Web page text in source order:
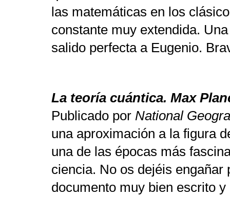
las matemáticas en los
constante muy extendida.
salido perfecta a Eugenio.
La teoría cuántica. Max
Publicado por National
una aproximación a la figura
una de las épocas más
ciencia. No os dejéis
documento muy bien escrito